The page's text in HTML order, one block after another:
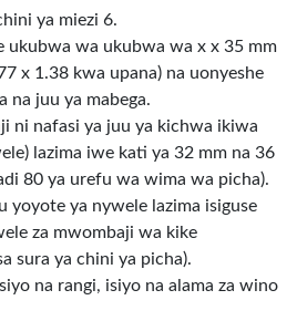
ya miezi 6.
ukubwa wa ukubwa wa x x 35 mm
x 1.38 kwa upana) na uonyeshe
na juu ya mabega.
ni nafasi ya juu ya kichwa ikiwa
lazima iwe kati ya 32 mm na 36
80 ya urefu wa wima wa picha).
yoyote ya nywele lazima isiguse
za mwombaji wa kike
sura ya chini ya picha).
na rangi, isiyo na alama za wino